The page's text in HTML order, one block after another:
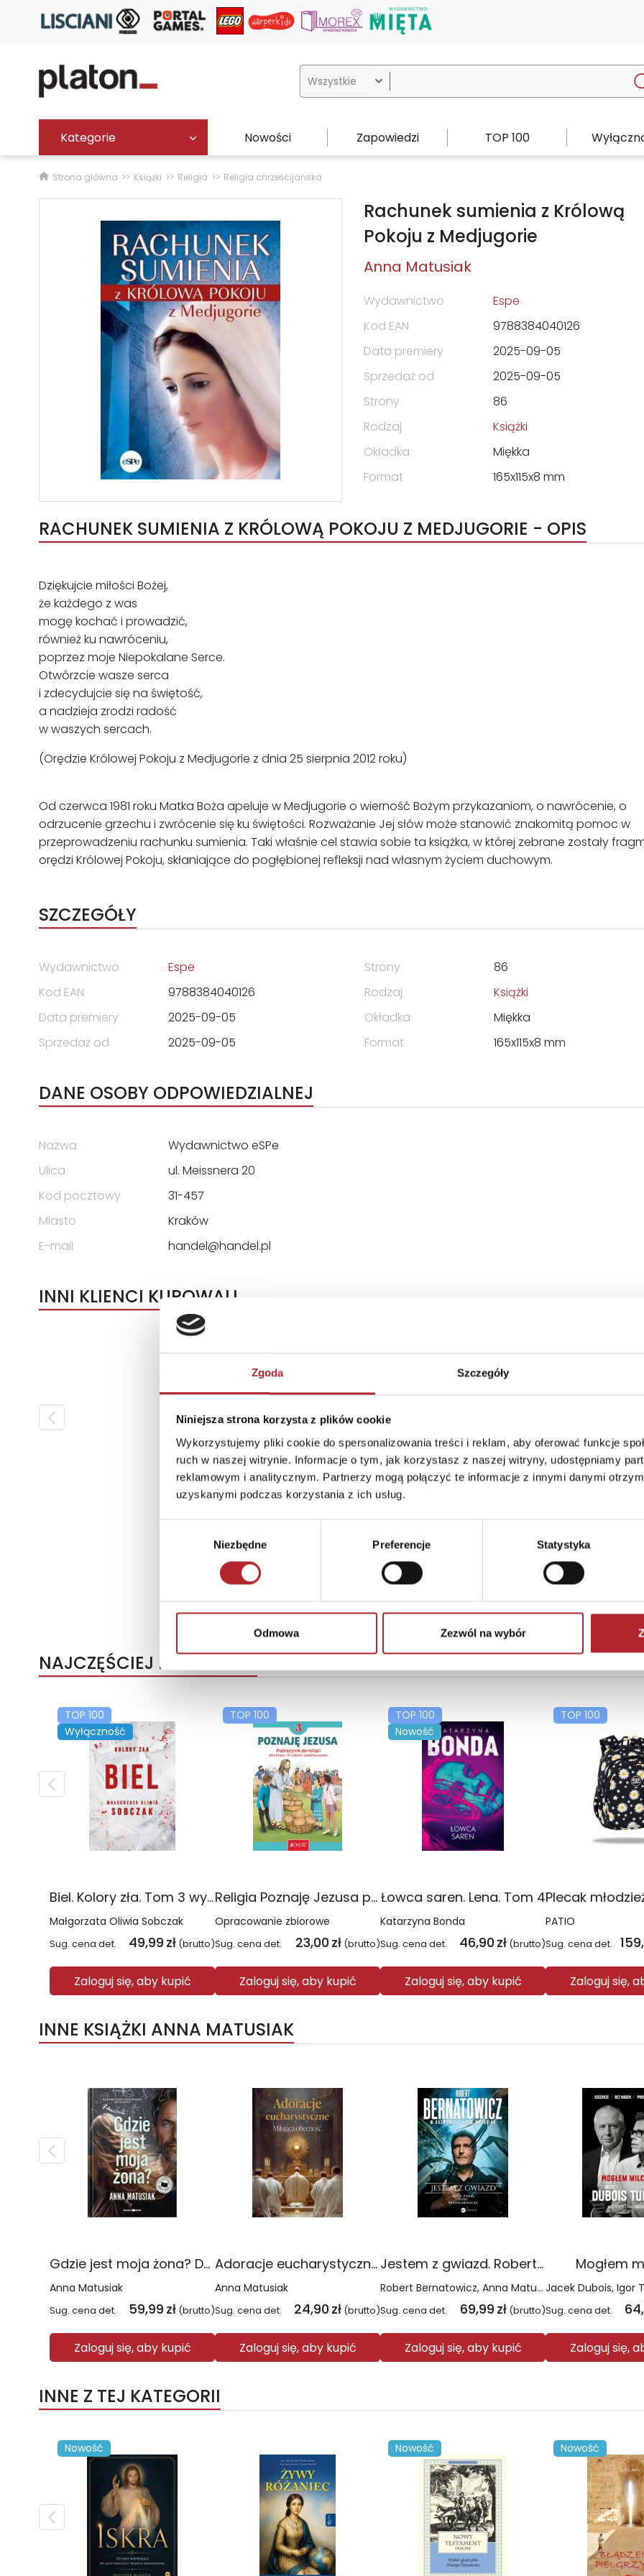
Zgoda Szczegóły
Niniejsza strona korzysta z plików cookie
Wykorzystujemy pliki cookie do spersonalizowania treści i reklam, aby oferować funkcje
ruch w naszej witrynie. Informacje o tym, jak korzystasz z naszej witryny, udostępniamy
reklamowym i analitycznym. Partnerzy mogą połączyć te informacje z innymi danymi
uzyskanymi podczas korzystania z ich usług.
Niezbędne Preferencje Statystyka
Odmowa Zezwól na wybór

Kategorie Nowości Zapowiedzi TOP 100
Strona główna Książki Religia Religia chrześcijańska
Rachunek sumienia z Królową
Pokoju z Medjugorie
Anna Matusiak
Wydawnictwo
Espe
Kod EAN
9788384040126
Data premiery
2025-09-05
Sprzedaż od
2025-09-05
Strony
86
Rodzaj
Książki
Okładka
Miękka
Format
165x115x8 mm
RACHUNEK SUMIENIA Z KRÓLOWĄ POKOJU Z MEDJUGORIE - OPIS
Dziękujcie miłości Bożej,
że każdego z was
mogę kochać i prowadzić,
również ku nawróceniu,
poprzez moje Niepokalane Serce.
Otwórzcie wasze serca
i zdecydujcie się na świętość,
a nadzieja zrodzi radość
w waszych sercach.
(Orędzie Królowej Pokoju z Medjugorie z dnia 25 sierpnia 2012 roku)
Od czerwca 1981 roku Matka Boża apeluje w Medjugorie o wierność Bożym przykazaniom, o nawrócenie, o
odrzucenie grzechu i zwrócenie się ku świętości. Rozważanie Jej słów może stanowić znakomitą pomoc w
przeprowadzeniu rachunku sumienia. Taki właśnie cel stawia sobie ta książka, w której zebrane zostały
orędzi Królowej Pokoju, skłaniające do pogłębionej refleksji nad własnym życiem duchowym.
SZCZEGÓŁY
Wydawnictwo
Espe
Kod EAN
9788384040126
Data premiery
2025-09-05
Sprzedaż od
2025-09-05
Strony
86
Rodzaj
Książki
Okładka
Miękka
Format
165x115x8 mm
DANE OSOBY ODPOWIEDZIALNEJ
Nazwa
Wydawnictwo eSPe
Ulica
ul. Meissnera 20
Kod pocztowy
31-457
Miasto
Kraków
E-mail
handel@handel.pl
INNI KLIENCI KUPOWALI
Brak danych
NAJCZĘŚCIEJ KUPOWANE
TOP 100
Wyłączność
Biel. Kolory zła. Tom 3 wyd. 2025
Małgorzata Oliwia Sobczak
Sug. cena det. 49,99 zł (brutto)
Zaloguj się, aby kupić
TOP 100
Religia Poznaję Jezusa podręcznik dla klasy 3 szkoły podstawowej
Opracowanie zbiorowe
Sug. cena det. 23,00 zł (brutto)
Zaloguj się, aby kupić
TOP 100
Nowość
Łowca saren. Lena. Tom 4
Katarzyna Bonda
Sug. cena det. 46,90 zł (brutto)
Zaloguj się, aby kupić
TOP 100
PATIO
Sug. cena det.
Zaloguj się,
INNE KSIĄŻKI ANNA MATUSIAK
Gdzie jest moja żona? Duże Litery
Anna Matusiak
Sug. cena det. 59,99 zł (brutto)
Zaloguj się, aby kupić
Adoracje eucharystyczne. Miłująca obecność
Anna Matusiak
Sug. cena det. 24,90 zł (brutto)
Zaloguj się, aby kupić
Jestem z gwiazd. Robert Bernatowicz w rozmowie z Anną Matusiak
Robert Bernatowicz Anna Matusiak
Sug. cena det. 69,99 zł (brutto)
Zaloguj się, aby kupić
Mogłem
Jacek Dubois Igor
Sug. cena det.
Zaloguj się,
INNE Z TEJ KATEGORII
Nowość Nowość Nowość